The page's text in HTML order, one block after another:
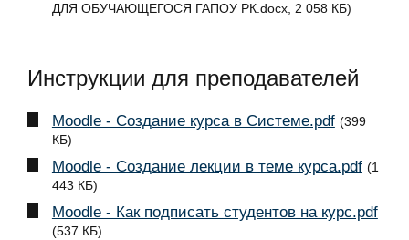
ДЛЯ ОБУЧАЮЩЕГОСЯ ГАПОУ РК.docx, 2 058 КБ)
Инструкции для преподавателей
Moodle - Создание курса в Системе.pdf (399
КБ)
Moodle - Создание лекции в теме курса.pdf (1
443 КБ)
Moodle - Как подписать студентов на курс.pdf
(537 КБ)